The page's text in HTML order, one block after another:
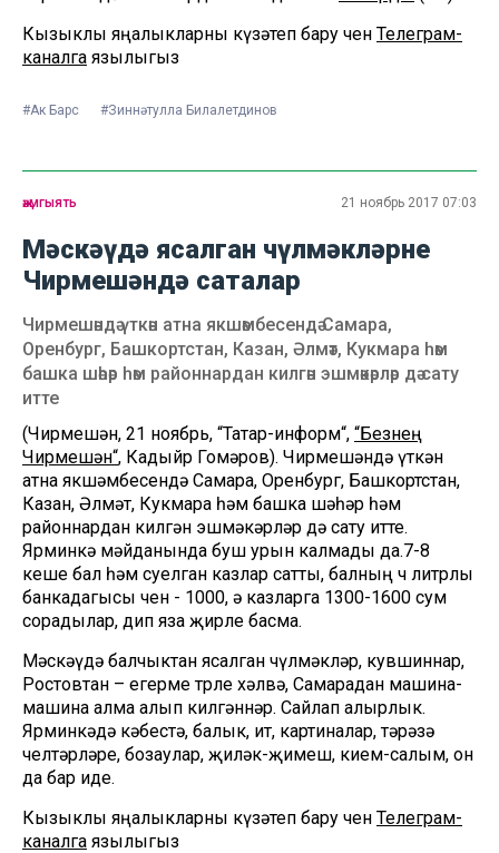
Кызыклы яңалыкларны күзәтеп бару өчен Телеграм-
каналга язылыгыз
#Ак Барс #Зиннәтулла Билалетдинов
җәмгыять 21 ноябрь 2017 07:03
Мәскәүдә ясалган чүлмәкләрне
Чирмешәндә саталар
Чирмешәндә үткән атна якшәмбесендә Самара,
Оренбург, Башкортстан, Казан, Әлмәт, Кукмара һәм
башка шәһәр һәм районнардан килгән эшмәкәрләр дә сату
итте
(Чирмешән, 21 ноябрь, “Татар-информ“, “Безнең
Чирмешән“, Кадыйр Гомәров). Чирмешәндә үткән
атна якшәмбесендә Самара, Оренбург, Башкортстан,
Казан, Әлмәт, Кукмара һәм башка шәһәр һәм
районнардан килгән эшмәкәрләр дә сату итте.
Ярминкә мәйданында буш урын калмады да.7-8
кеше бал һәм суелган казлар сатты, балның өч литрлы
банкадагысы өчен - 1000, ә казларга 1300-1600 сум
сорадылар, дип яза җирле басма.
Мәскәүдә балчыктан ясалган чүлмәкләр, кувшиннар,
Ростовтан – егерме төрле хәлвә, Самарадан машина-
машина алма алып килгәннәр. Сайлап алырлык.
Ярминкәдә кәбестә, балык, ит, картиналар, тәрәзә
челтәрләре, бозаулар, җиләк-җимеш, кием-салым, он
да бар иде.
Кызыклы яңалыкларны күзәтеп бару өчен Телеграм-
каналга язылыгыз